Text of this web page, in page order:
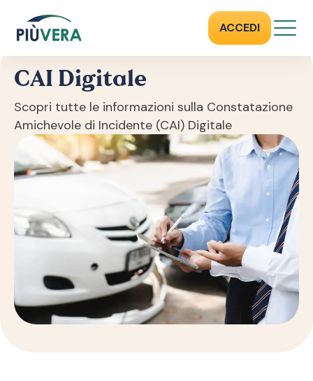
ACCEDI
CAI DIGITALE
CAI Digitale
Scopri tutte le informazioni sulla Constatazione
Amichevole di Incidente (CAI) Digitale